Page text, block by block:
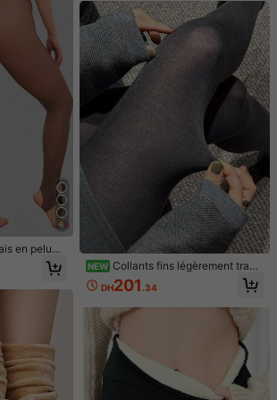
Couleur: Nude / Taille: XS-M
🥰🥰🥰🥰🥰🥰🥰🥰🥰🥰🥰🥰🥰🥰🥰🥰🥰🥰🥰🥰
🥰🥰🥰🥰🥰🥰🥰🥰🥰🥰🥰🥰🥰🥰🥰🥰🥰
🥰🥰🥰🥰🥰🥰🥰🥰🥰🥰🥰🥰🥰🥰
Utile (1)
Couleur: Nude / Taille: XS-M
Utile(1)
Couleur: Nude / Taille: XS-M
باستخدامه👍🏻👍🏻👍🏻👍🏻👍🏻👍🏻👍🏻👍🏻👍🏻
Utile(0)
Couleur: Nude / Taille: XS-M
でいいのよ
(0)
printemps/a
6
en peluch
collants av
collant
femmes,
en polaire,
por
10-25°C
NEW Collants fins légèrement trans
parents en tricot unicolore à taille h
aute pour femmes, doux & haute él
dien décontracté & le port au burea
DH201 .34